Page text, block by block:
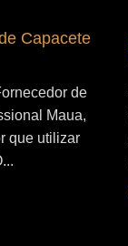
Capacete
de
Maua,
que utilizar